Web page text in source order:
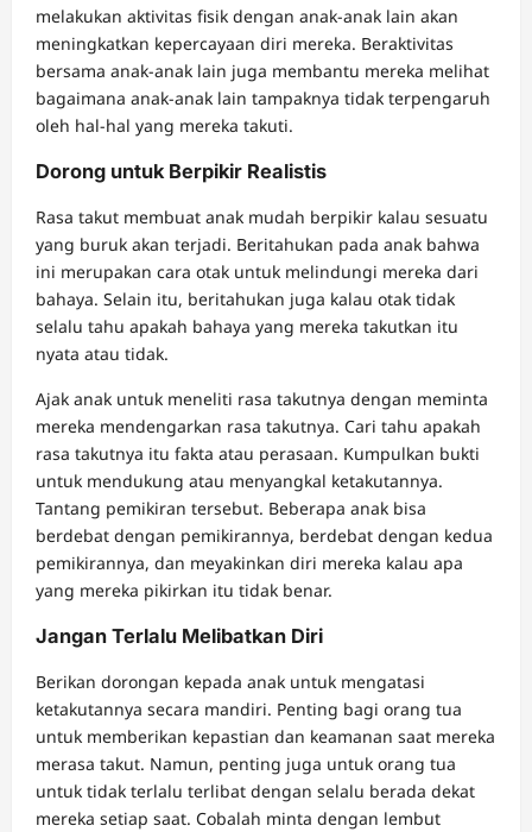
melakukan aktivitas fisik dengan anak-anak lain akan
meningkatkan kepercayaan diri mereka. Beraktivitas
bersama anak-anak lain juga membantu mereka melihat
bagaimana anak-anak lain tampaknya tidak terpengaruh
oleh hal-hal yang mereka takuti.
Dorong untuk Berpikir Realistis
Rasa takut membuat anak mudah berpikir kalau sesuatu
yang buruk akan terjadi. Beritahukan pada anak bahwa
ini merupakan cara otak untuk melindungi mereka dari
bahaya. Selain itu, beritahukan juga kalau otak tidak
selalu tahu apakah bahaya yang mereka takutkan itu
nyata atau tidak.
Ajak anak untuk meneliti rasa takutnya dengan meminta
mereka mendengarkan rasa takutnya. Cari tahu apakah
rasa takutnya itu fakta atau perasaan. Kumpulkan bukti
untuk mendukung atau menyangkal ketakutannya.
Tantang pemikiran tersebut. Beberapa anak bisa
berdebat dengan pemikirannya, berdebat dengan kedua
pemikirannya, dan meyakinkan diri mereka kalau apa
yang mereka pikirkan itu tidak benar.
Jangan Terlalu Melibatkan Diri
Berikan dorongan kepada anak untuk mengatasi
ketakutannya secara mandiri. Penting bagi orang tua
untuk memberikan kepastian dan keamanan saat mereka
merasa takut. Namun, penting juga untuk orang tua
untuk tidak terlalu terlibat dengan selalu berada dekat
mereka setiap saat. Cobalah minta dengan lembut